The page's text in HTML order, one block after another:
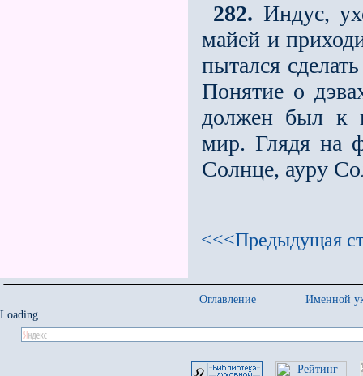
282. Индус,
майей и
пытался
Понятие о
должен был к
мир. Глядя на
Солнце, ауру
<<<Предыдущая
Оглавление
Именной
Loading